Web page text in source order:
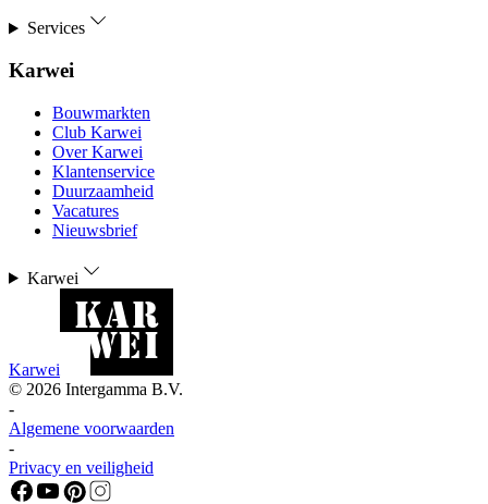
Services
Karwei
Bouwmarkten
Club Karwei
Over Karwei
Klantenservice
Duurzaamheid
Vacatures
Nieuwsbrief
Karwei
Karwei
© 2026 Intergamma B.V.
-
Algemene voorwaarden
-
Privacy en veiligheid